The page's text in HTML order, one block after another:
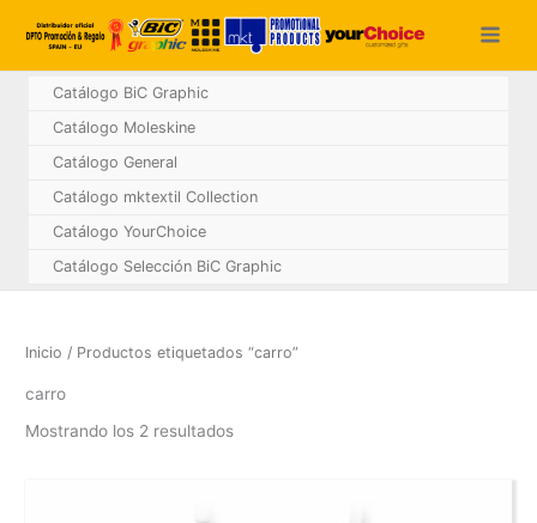
Catálogo BiC Graphic
Catálogo Moleskine
Catálogo General
Catálogo mktextil Collection
Catálogo YourChoice
Catálogo Selección BiC Graphic
Inicio / Productos etiquetados “carro”
carro
Mostrando los 2 resultados